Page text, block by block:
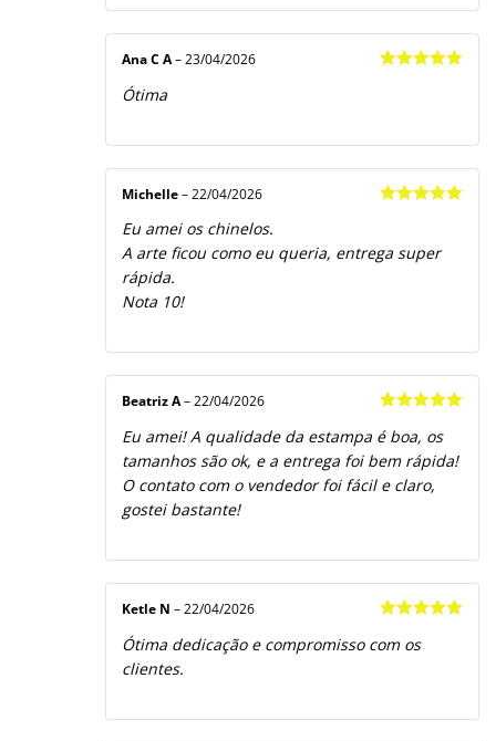
Ana C A– 23/04/2026
Ótima
Michelle – 22/04/2026
Eu amei os chinelos.
A arte ficou como eu queria, entrega super
rápida.
Nota 10!
de 5
Beatriz A– 22/04/2026
Eu amei! A qualidade da estampa é boa, os
tamanhos são ok, e a entrega foi bem rápida!
O contato com o vendedor foi fácil e claro,
gostei bastante!
de 5
Ketle N – 22/04/2026
Ótima dedicação e compromisso com os
clientes.